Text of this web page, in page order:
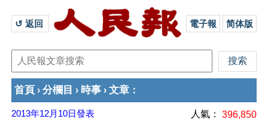
↺ 返回 電子報 简体版
首頁 › 分欄目 › 時事 › 文章 ：
2013年12月10日發表 人氣： 396,850